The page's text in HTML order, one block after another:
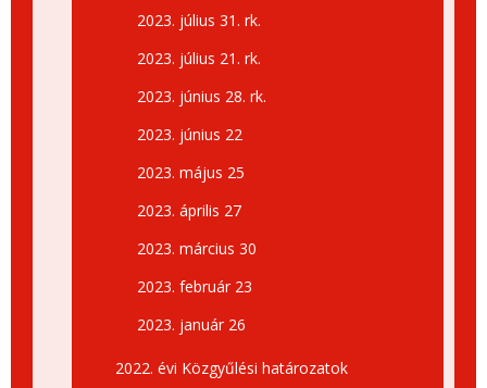
2023. július 31. rk.
2023. július 21. rk.
2023. június 28. rk.
2023. június 22
2023. május 25
2023. április 27
2023. március 30
2023. február 23
2023. január 26
2022. évi Közgyűlési határozatok